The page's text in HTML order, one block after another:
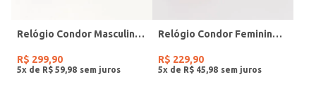
Relógio Condor Masculino PRETO
R$ 299,90
5x de R$ 59 98
Relógio Condor Feminino PRATA
R$ 229,90
5x de R$ 45 98